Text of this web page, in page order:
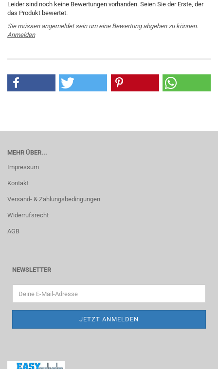
Leider sind noch keine Bewertungen vorhanden. Seien Sie der Erste, der
das Produkt bewertet.
Sie müssen angemeldet sein um eine Bewertung abgeben zu können.
Anmelden
MEHR ÜBER...
Impressum
Kontakt
Versand- & Zahlungsbedingungen
Widerrufsrecht
AGB
NEWSLETTER